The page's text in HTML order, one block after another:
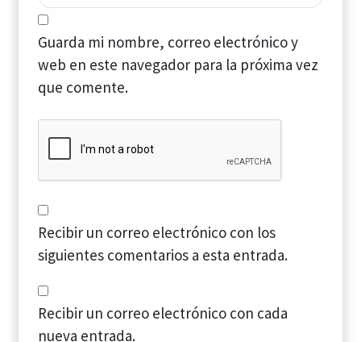
Guarda mi nombre, correo electrónico y
web en este navegador para la próxima vez
que comente.
Recibir un correo electrónico con los
siguientes comentarios a esta entrada.
Recibir un correo electrónico con cada
nueva entrada.